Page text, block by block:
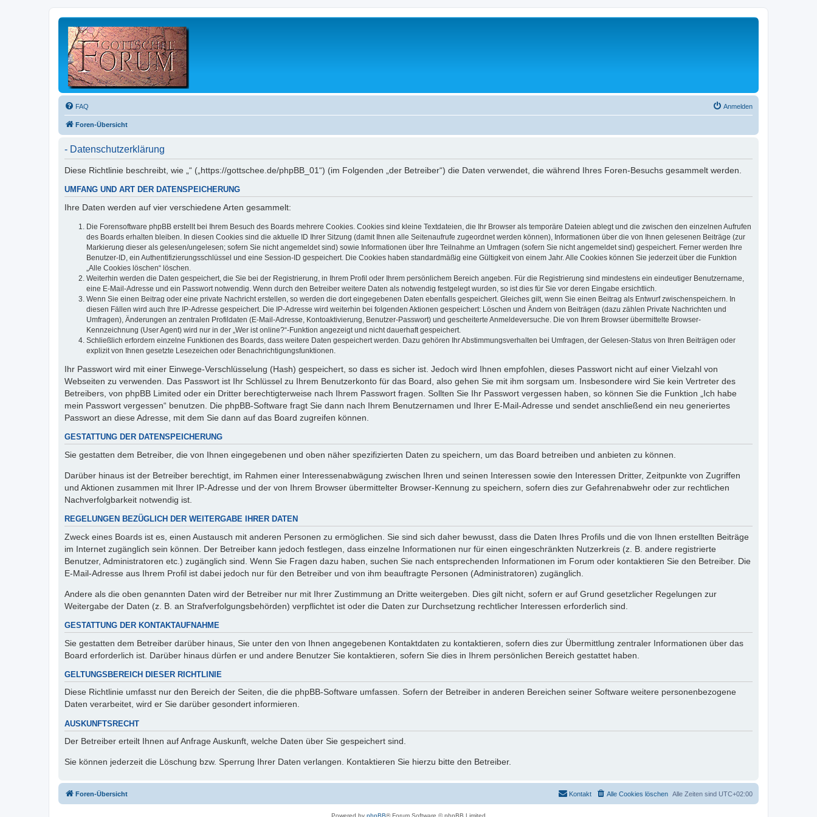
FAQ Anmelden
Foren-Übersicht
- Datenschutzerklärung
Diese Richtlinie beschreibt, wie „“ („https://gottschee.de/phpBB_01“) (im Folgenden „der Betreiber“) die Daten verwendet, die während Ihres Foren-Besuchs gesammelt werden.
UMFANG UND ART DER DATENSPEICHERUNG
Ihre Daten werden auf vier verschiedene Arten gesammelt:
Die Forensoftware phpBB erstellt bei Ihrem Besuch des Boards mehrere Cookies. Cookies sind kleine Textdateien, die Ihr Browser als temporäre Dateien ablegt und die zwischen den einzelnen Aufrufen
des Boards erhalten bleiben. In diesen Cookies sind die aktuelle ID Ihrer Sitzung (damit Ihnen alle Seitenaufrufe zugeordnet werden können), Informationen über die von Ihnen gelesenen Beiträge (zur
Markierung dieser als gelesen/ungelesen; sofern Sie nicht angemeldet sind) sowie Informationen über Ihre Teilnahme an Umfragen (sofern Sie nicht angemeldet sind) gespeichert. Ferner werden Ihre
Benutzer-ID, ein Authentifizierungsschlüssel und eine Session-ID gespeichert. Die Cookies haben standardmäßig eine Gültigkeit von einem Jahr. Alle Cookies können Sie jederzeit über die Funktion
„Alle Cookies löschen“ löschen.
Weiterhin werden die Daten gespeichert, die Sie bei der Registrierung, in Ihrem Profil oder Ihrem persönlichem Bereich angeben. Für die Registrierung sind mindestens ein eindeutiger Benutzername,
eine E-Mail-Adresse und ein Passwort notwendig. Wenn durch den Betreiber weitere Daten als notwendig festgelegt wurden, so ist dies für Sie vor deren Eingabe ersichtlich.
Wenn Sie einen Beitrag oder eine private Nachricht erstellen, so werden die dort eingegebenen Daten ebenfalls gespeichert. Gleiches gilt, wenn Sie einen Beitrag als Entwurf zwischenspeichern. In
diesen Fällen wird auch Ihre IP-Adresse gespeichert. Die IP-Adresse wird weiterhin bei folgenden Aktionen gespeichert: Löschen und Ändern von Beiträgen (dazu zählen Private Nachrichten und
Umfragen), Änderungen an zentralen Profildaten (E-Mail-Adresse, Kontoaktivierung, Benutzer-Passwort) und gescheiterte Anmeldeversuche. Die von Ihrem Browser übermittelte Browser-
Kennzeichnung (User Agent) wird nur in der „Wer ist online?“-Funktion angezeigt und nicht dauerhaft gespeichert.
Schließlich erfordern einzelne Funktionen des Boards, dass weitere Daten gespeichert werden. Dazu gehören Ihr Abstimmungsverhalten bei Umfragen, der Gelesen-Status von Ihren Beiträgen oder
explizit von Ihnen gesetzte Lesezeichen oder Benachrichtigungsfunktionen.
Ihr Passwort wird mit einer Einwege-Verschlüsselung (Hash) gespeichert, so dass es sicher ist. Jedoch wird Ihnen empfohlen, dieses Passwort nicht auf einer Vielzahl von
Webseiten zu verwenden. Das Passwort ist Ihr Schlüssel zu Ihrem Benutzerkonto für das Board, also gehen Sie mit ihm sorgsam um. Insbesondere wird Sie kein Vertreter des
Betreibers, von phpBB Limited oder ein Dritter berechtigterweise nach Ihrem Passwort fragen. Sollten Sie Ihr Passwort vergessen haben, so können Sie die Funktion „Ich habe
mein Passwort vergessen“ benutzen. Die phpBB-Software fragt Sie dann nach Ihrem Benutzernamen und Ihrer E-Mail-Adresse und sendet anschließend ein neu generiertes
Passwort an diese Adresse, mit dem Sie dann auf das Board zugreifen können.
GESTATTUNG DER DATENSPEICHERUNG
Sie gestatten dem Betreiber, die von Ihnen eingegebenen und oben näher spezifizierten Daten zu speichern, um das Board betreiben und anbieten zu können.
Darüber hinaus ist der Betreiber berechtigt, im Rahmen einer Interessenabwägung zwischen Ihren und seinen Interessen sowie den Interessen Dritter, Zeitpunkte von Zugriffen
und Aktionen zusammen mit Ihrer IP-Adresse und der von Ihrem Browser übermittelter Browser-Kennung zu speichern, sofern dies zur Gefahrenabwehr oder zur rechtlichen
Nachverfolgbarkeit notwendig ist.
REGELUNGEN BEZÜGLICH DER WEITERGABE IHRER DATEN
Zweck eines Boards ist es, einen Austausch mit anderen Personen zu ermöglichen. Sie sind sich daher bewusst, dass die Daten Ihres Profils und die von Ihnen erstellten Beiträge
im Internet zugänglich sein können. Der Betreiber kann jedoch festlegen, dass einzelne Informationen nur für einen eingeschränkten Nutzerkreis (z. B. andere registrierte
Benutzer, Administratoren etc.) zugänglich sind. Wenn Sie Fragen dazu haben, suchen Sie nach entsprechenden Informationen im Forum oder kontaktieren Sie den Betreiber. Die
E-Mail-Adresse aus Ihrem Profil ist dabei jedoch nur für den Betreiber und von ihm beauftragte Personen (Administratoren) zugänglich.
Andere als die oben genannten Daten wird der Betreiber nur mit Ihrer Zustimmung an Dritte weitergeben. Dies gilt nicht, sofern er auf Grund gesetzlicher Regelungen zur
Weitergabe der Daten (z. B. an Strafverfolgungsbehörden) verpflichtet ist oder die Daten zur Durchsetzung rechtlicher Interessen erforderlich sind.
GESTATTUNG DER KONTAKTAUFNAHME
Sie gestatten dem Betreiber darüber hinaus, Sie unter den von Ihnen angegebenen Kontaktdaten zu kontaktieren, sofern dies zur Übermittlung zentraler Informationen über das
Board erforderlich ist. Darüber hinaus dürfen er und andere Benutzer Sie kontaktieren, sofern Sie dies in Ihrem persönlichen Bereich gestattet haben.
GELTUNGSBEREICH DIESER RICHTLINIE
Diese Richtlinie umfasst nur den Bereich der Seiten, die die phpBB-Software umfassen. Sofern der Betreiber in anderen Bereichen seiner Software weitere personenbezogene
Daten verarbeitet, wird er Sie darüber gesondert informieren.
AUSKUNFTSRECHT
Der Betreiber erteilt Ihnen auf Anfrage Auskunft, welche Daten über Sie gespeichert sind.
Sie können jederzeit die Löschung bzw. Sperrung Ihrer Daten verlangen. Kontaktieren Sie hierzu bitte den Betreiber.
Foren-Übersicht Alle Zeiten sind UTC+02:00
Alle Cookies löschen
Kontakt
Powered by phpBB® Forum Software © phpBB Limited